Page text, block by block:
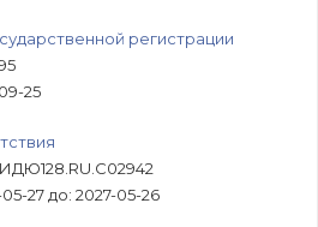
регистрации
25
27 до: 2027-05-26